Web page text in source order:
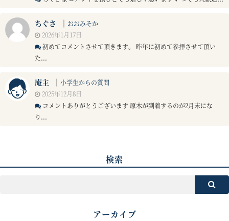
ちぐさ ｜ おおみそか
2026年1月17日
初めてコメントさせて頂きます。 昨年に初めて参拝させて頂い
た...
庵主 ｜ 小学生からの質問
2025年12月8日
コメントありがとうございます 原木が到着するのが2月末にな
り...
検索
アーカイブ